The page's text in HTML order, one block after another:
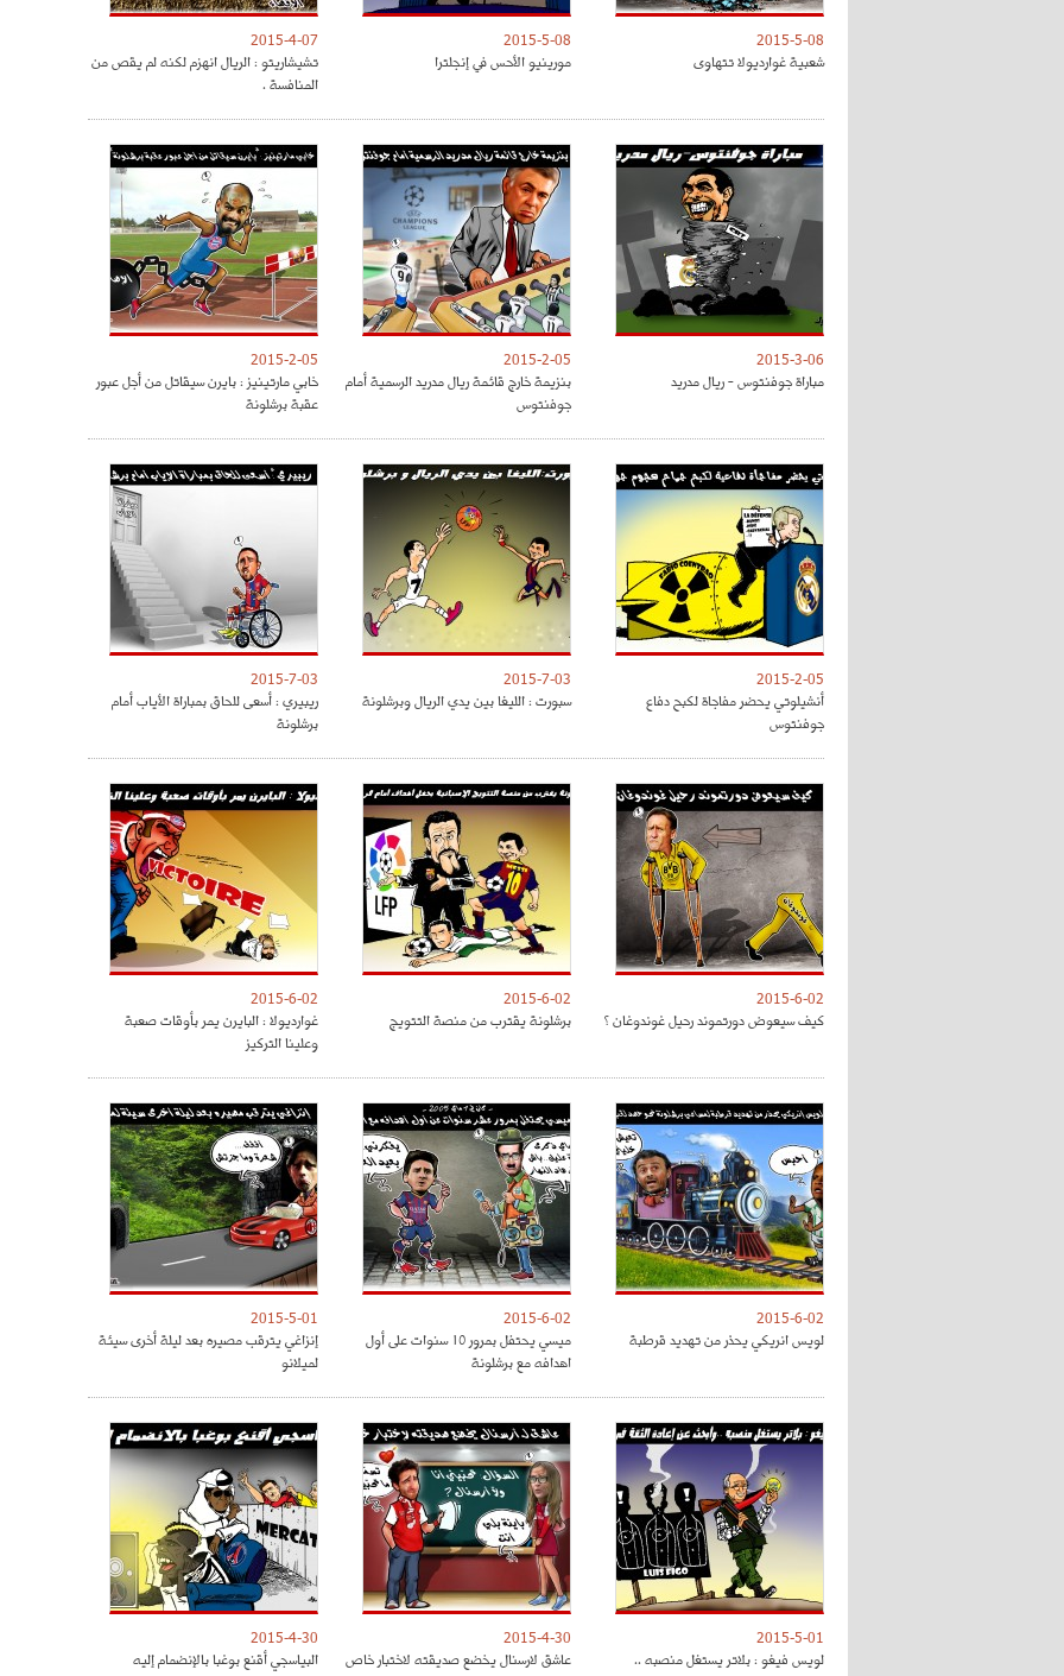
2015-5-08
شعبية غوارديولا تتهاوى
2015-5-08
مورينيو الأحس في إنجلترا
2015-4-07
تشيشاريتو : الريال انهزم لكنه لم يقص من
المنافسة .
2015-3-06
مباراة جوفنتوس - ريال مدريد
2015-2-05
بنزيمة خارج قائمة ريال مدريد الرسمية أمام
جوفنتوس
2015-2-05
خابي مارتينيز : بايرن سيقاتل من أجل عبور
عقبة برشلونة
2015-2-05
أنشيلوتي يحضر مفاجاة لكبح دفاع
جوفنتوس
2015-7-03
سبورت : الليغا بين يدي الريال وبرشلونة
2015-7-03
ريبيري : أسعى للحاق بمباراة الأياب أمام
برشلونة
2015-6-02
كيف سيعوض دورتموند رحيل غوندوغان ؟
2015-6-02
برشلونة يقترب من منصة التتويج
2015-6-02
غوارديولا : البايرن يمر بأوقات صعبة
وعلينا التركيز
2015-6-02
لويس انريكي يحذر من تهديد قرطبة
2015-6-02
ميسي يحتفل بمرور 10 سنوات على أول
اهدافه مع برشلونة
2015-5-01
إنزاغي يترقب مصيره بعد ليلة أخرى سيئة
لميلانو
2015-5-01
لويس فيغو : بلاتر يستغل منصبه ..
2015-4-30
عاشق لارسنال يخضع صديقته لاختبار خاص
2015-4-30
البياسجي أقنع بوغبا بالإنضمام إليه